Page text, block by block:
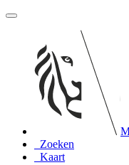
Zoeken
Kaart